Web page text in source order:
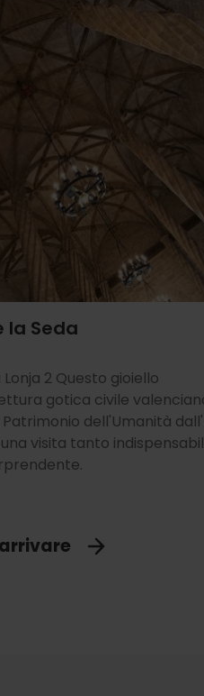
la Seda
2 Questo gioiello
gotica civile
dell'Umanità
una visita tanto